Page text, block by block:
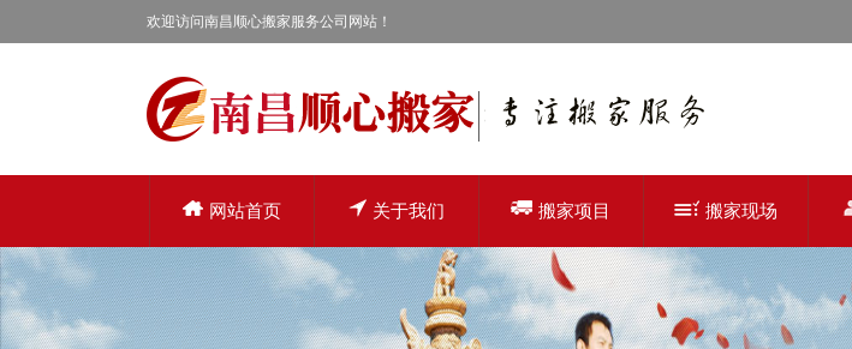
欢迎访问南昌顺心搬家服务公司网站！
网站首页 关于我们 搬家项目 搬家现场